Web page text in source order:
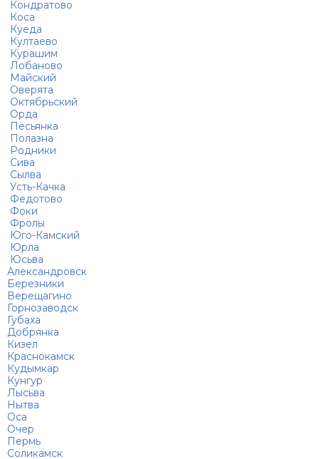
Кондратово
Коса
Куеда
Култаево
Курашим
Лобаново
Майский
Оверята
Октябрьский
Орда
Песьянка
Полазна
Родники
Сива
Сылва
Усть-Качка
Федотово
Фоки
Фролы
Юго-Камский
Юрла
Юсьва
Александровск
Березники
Верещагино
Горнозаводск
Губаха
Добрянка
Кизел
Краснокамск
Кудымкар
Кунгур
Лысьва
Нытва
Оса
Очер
Пермь
Соликамск